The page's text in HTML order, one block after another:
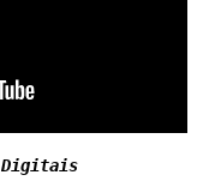
Digitais